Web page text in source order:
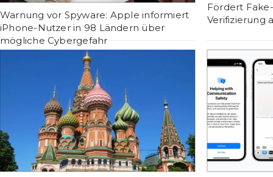
Warnung vor Spyware: Apple informiert
iPhone-Nutzer in 98 Ländern über
mögliche Cybergefahr
Fördert
Verifizierung